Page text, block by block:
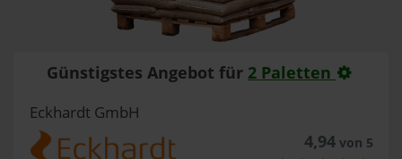
Günstigstes Angebot für 2 Paletten
Eckhardt GmbH
4,94von 5